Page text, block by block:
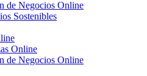
de Negocios Online
Sostenibles
Online
de Negocios Online